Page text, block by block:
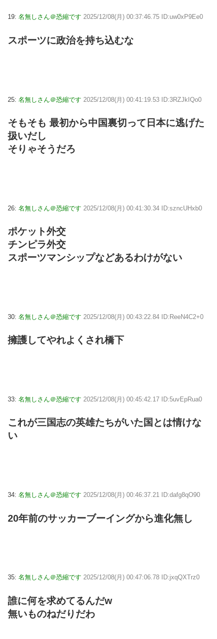
19: 名無しさん＠恐縮です 2025/12/08(月) 00:37:46.75 ID:uw0xP9Ee0
スポーツに政治を持ち込むな
25: 名無しさん＠恐縮です 2025/12/08(月) 00:41:19.53 ID:3RZJkIQo0
そもそも 最初から中国裏切って日本に逃げた
扱いだし
そりゃそうだろ
26: 名無しさん＠恐縮です 2025/12/08(月) 00:41:30.34 ID:szncUHxb0
ポケット外交
チンピラ外交
スポーツマンシップなどあるわけがない
30: 名無しさん＠恐縮です 2025/12/08(月) 00:43:22.84 ID:ReeN4C2+0
擁護してやれよくされ橋下
33: 名無しさん＠恐縮です 2025/12/08(月) 00:45:42.17 ID:5uvEpRua0
これが三国志の英雄たちがいた国とは情けな
い
34: 名無しさん＠恐縮です 2025/12/08(月) 00:46:37.21 ID:dafg8qO90
20年前のサッカーブーイングから進化無し
35: 名無しさん＠恐縮です 2025/12/08(月) 00:47:06.78 ID:jxqQXTrz0
誰に何を求めてるんだw
無いものねだりだわ